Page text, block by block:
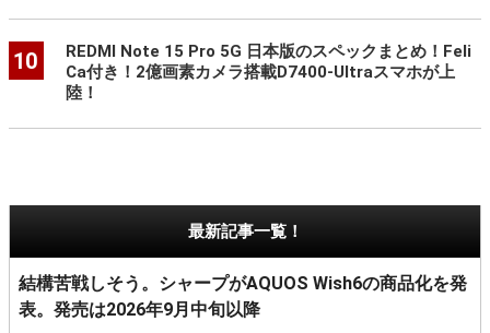
10
REDMI Note 15 Pro 5G 日本版のスペックまとめ！Feli
Ca付き！2億画素カメラ搭載D7400-Ultraスマホが上
陸！
最新記事一覧！
結構苦戦しそう。シャープがAQUOS Wish6の商品化を発
表。発売は2026年9月中旬以降